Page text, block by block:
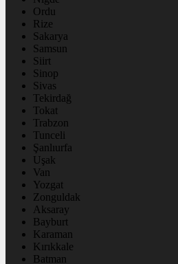
Ordu
Rize
Sakarya
Samsun
Siirt
Sinop
Sivas
Tekirdağ
Tokat
Trabzon
Tunceli
Şanlıurfa
Uşak
Van
Yozgat
Zonguldak
Aksaray
Bayburt
Karaman
Kırıkkale
Batman